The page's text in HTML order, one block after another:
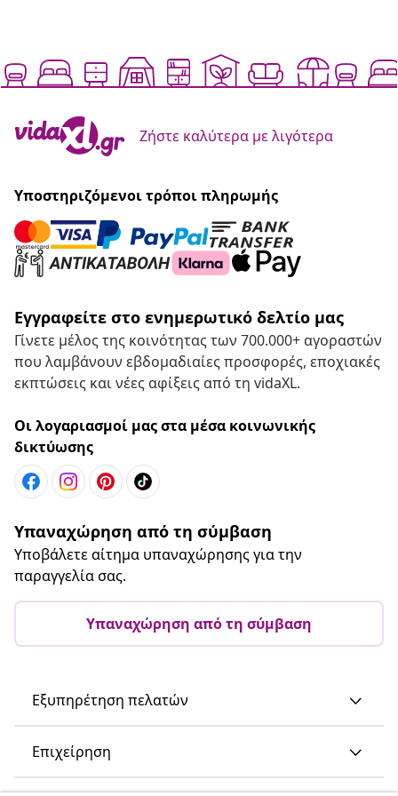
Ζήστε καλύτερα με λιγότερα
Υποστηριζόμενοι τρόποι πληρωμής
Εγγραφείτε στο ενημερωτικό δελτίο μας
Γίνετε μέλος της κοινότητας των 700.000+ αγοραστών
που λαμβάνουν εβδομαδιαίες προσφορές, εποχιακές
εκπτώσεις και νέες αφίξεις από τη vidaXL.
Οι λογαριασμοί μας στα μέσα κοινωνικής
δικτύωσης
Υπαναχώρηση από τη σύμβαση
Υποβάλετε αίτημα υπαναχώρησης για την
παραγγελία σας.
Υπαναχώρηση από τη σύμβαση
Εξυπηρέτηση πελατών
Επιχείρηση